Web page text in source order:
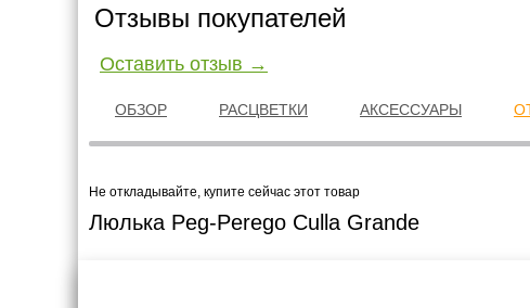
Отзывы покупателей
Оставить отзыв →
ОБЗОР РАСЦВЕТКИ АКСЕССУАРЫ
Не откладывайте, купите сейчас этот товар
Люлька Peg-Perego Culla Grande